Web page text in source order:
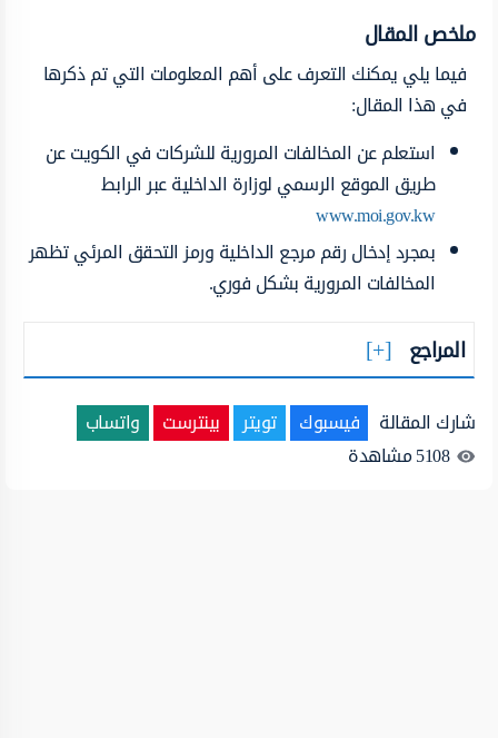
ملخص المقال
فيما يلي يمكنك التعرف على أهم المعلومات التي تم ذكرها
في هذا المقال:
استعلم عن المخالفات المرورية للشركات في الكويت عن
طريق الموقع الرسمي لوزارة الداخلية عبر الرابط
www.moi.gov.kw
بمجرد إدخال رقم مرجع الداخلية ورمز التحقق المرئي تظهر
المخالفات المرورية بشكل فوري.
المراجع
شارك المقالة فيسبوك تويتر بينترست
واتساب
5108مشاهدة